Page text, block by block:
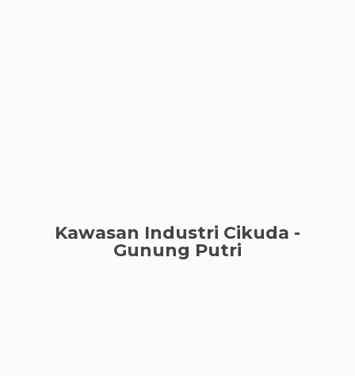
Kawasan Industri Cikuda -
Gunung Putri